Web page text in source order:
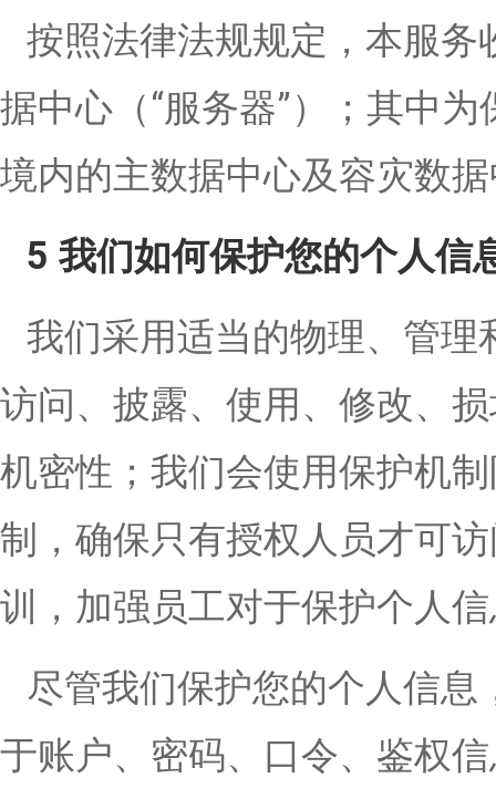
按照法律法规规定，本服
据中心（“服务器”）；其中
境内的主数据中心及容灾数
5 我们如何保护您的个人信
我们采用适当的物理、管
访问、披露、使用、修改、
机密性；我们会使用保护机
制，确保只有授权人员才可
训，加强员工对于保护个人
尽管我们保护您的个人信
于账户、密码、口令、鉴权